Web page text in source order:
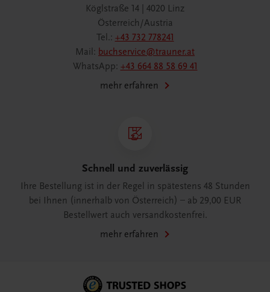
Köglstraße 14 | 4020 Linz
Österreich/Austria
Tel.: +43 732 778241
Mail: buchservice@trauner.at
WhatsApp: +43 664 88 58 69 41
mehr erfahren
Schnell und zuverlässig
Ihre Bestellung ist in der Regel in spätestens 48 Stunden
bei Ihnen (innerhalb von Österreich) – ab 29,00 EUR
Bestellwert auch versandkostenfrei.
mehr erfahren